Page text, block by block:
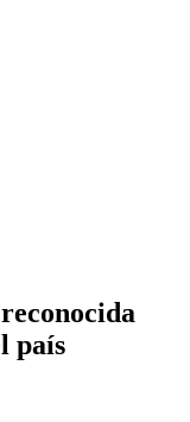
país